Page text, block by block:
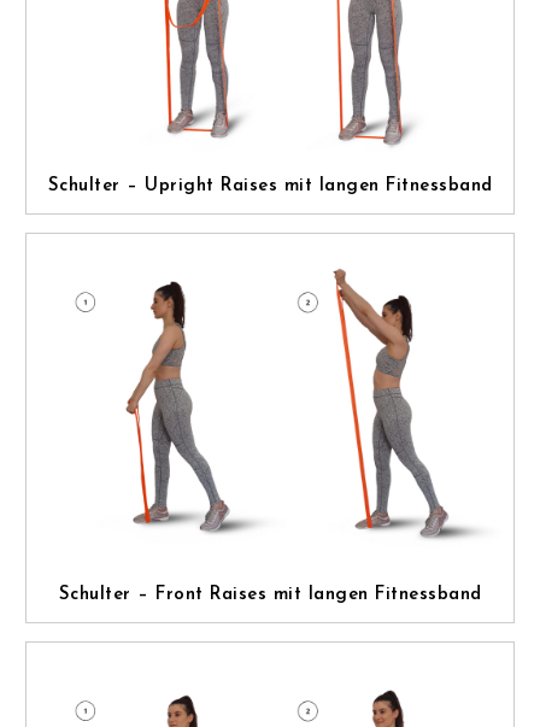
Schulter – Upright Raises mit langen Fitnessband
Schulter – Front Raises mit langen Fitnessband